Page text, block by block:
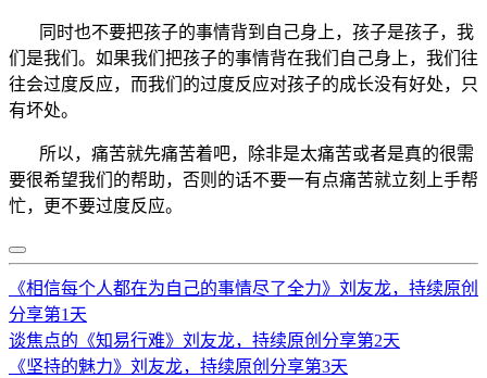
同时也不要把孩子的事情背到自己身上，孩子是孩子，我
们是我们。如果我们把孩子的事情背在我们自己身上，我们往
往会过度反应，而我们的过度反应对孩子的成长没有好处，只
有坏处。
所以，痛苦就先痛苦着吧，除非是太痛苦或者是真的很需
要很希望我们的帮助，否则的话不要一有点痛苦就立刻上手帮
忙，更不要过度反应。
《相信每个人都在为自己的事情尽了全力》刘友龙，持续原创
分享第1天
谈焦点的《知易行难》刘友龙，持续原创分享第2天
《坚持的魅力》刘友龙，持续原创分享第3天